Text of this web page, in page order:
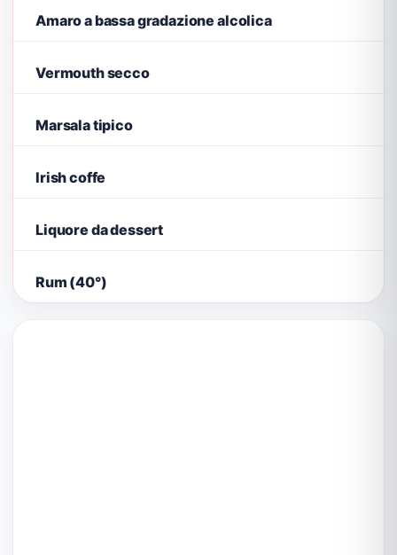
Amaro a bassa gradazione alcolica
Vermouth secco
Marsala tipico
Irish coffe
Liquore da dessert
Rum (40°)